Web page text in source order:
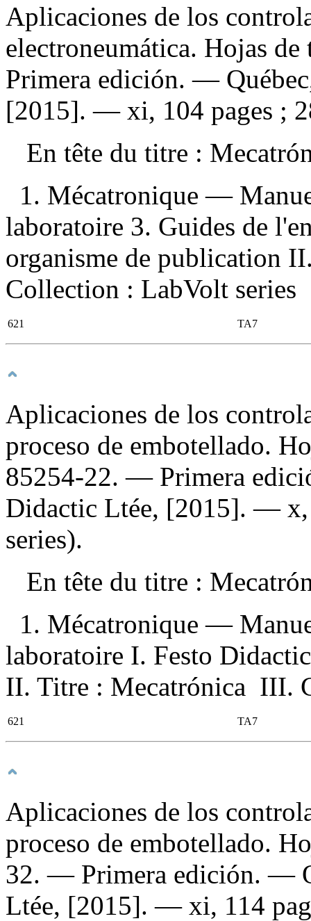
Aplicaciones de los
electroneumática. Hojas
Primera edición. —
[2015]. — xi, 104 pages ;
En tête du titre :
1. Mécatronique —
laboratoire 3. Guides de
organisme de publication
Collection : LabVolt series
621 TA7
Aplicaciones de los
proceso de embotellado.
85254-22. — Primera
Didactic Ltée, [2015]. —
series).
En tête du titre :
1. Mécatronique —
laboratoire I. Festo
II. Titre : Mecatrónica III.
621 TA7
Aplicaciones de los
proceso de embotellado.
32. — Primera edición. —
Ltée, [2015]. — xi, 114